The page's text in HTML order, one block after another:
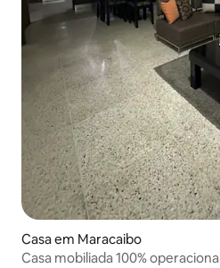
Casa em Maracaibo
Casa mobiliada 100% operacional